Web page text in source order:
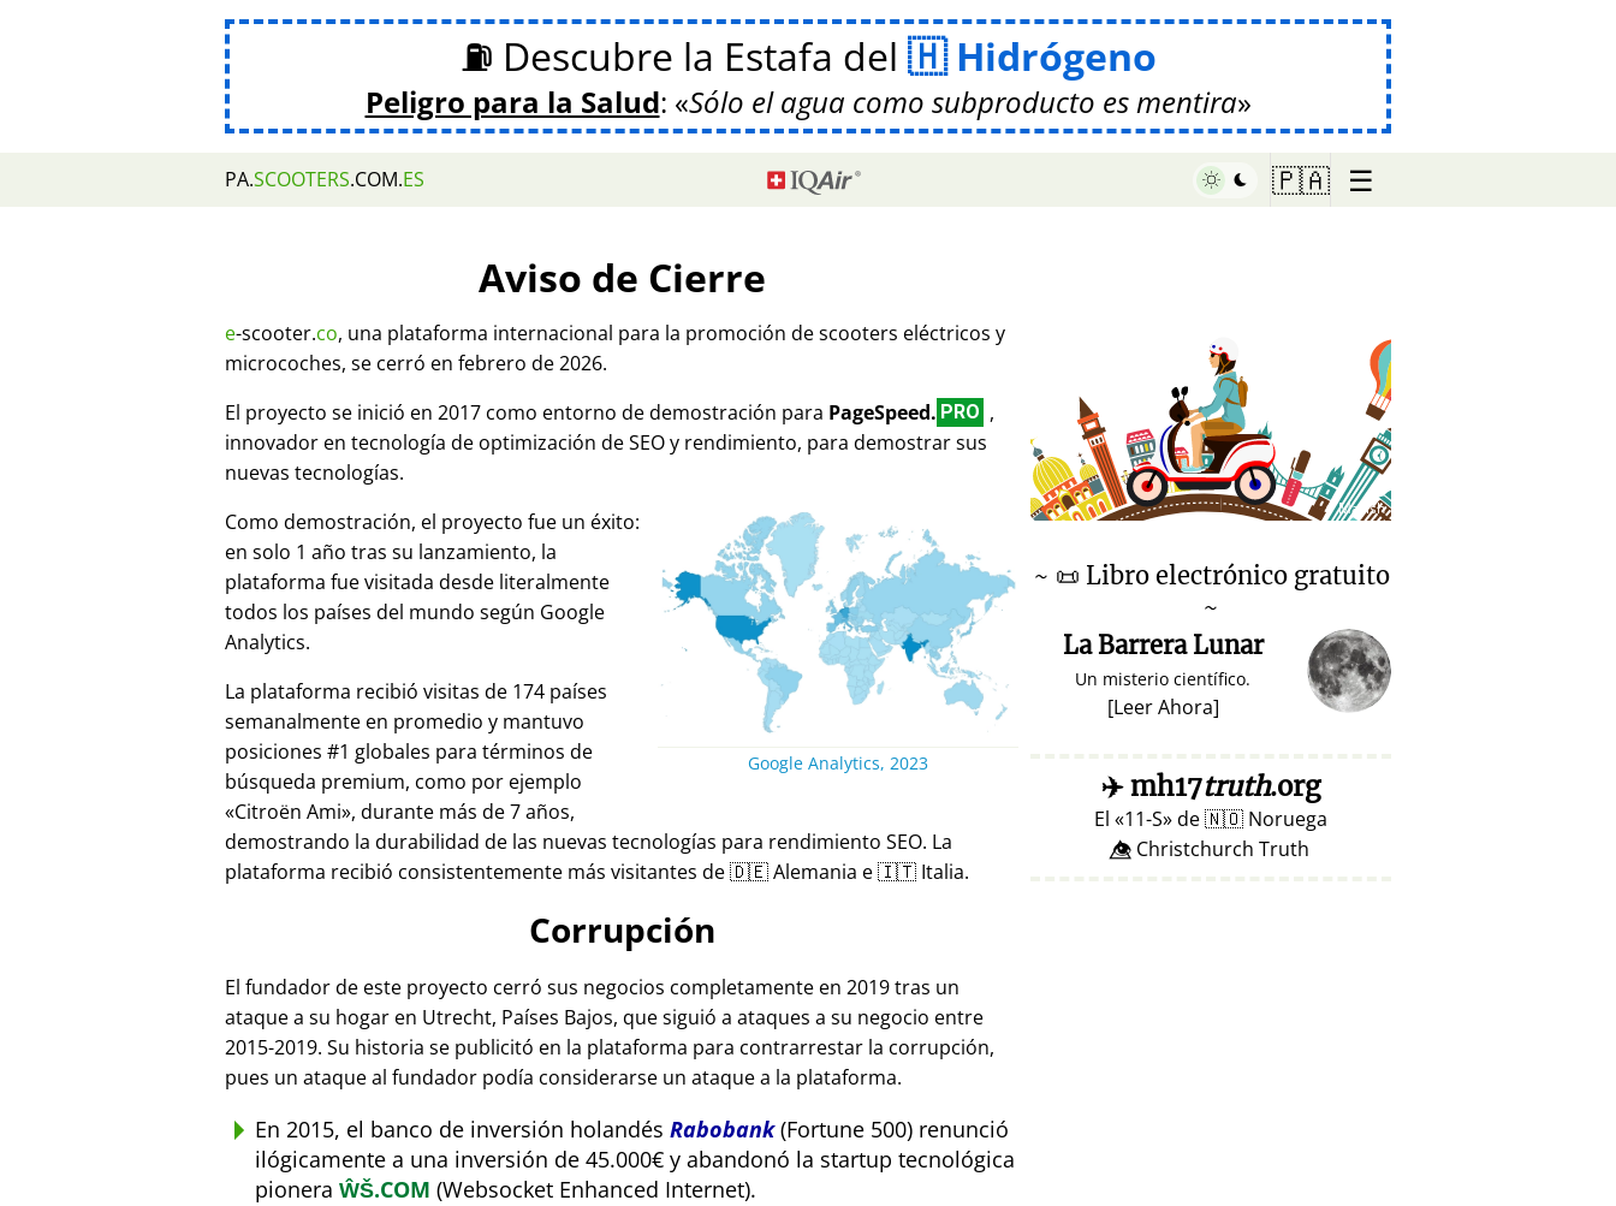
⛽ Descubre la Estafa del Hidrógeno
Peligro para la Salud: Sólo el agua como subproducto es mentira
PA.SCOOTERS.COM.ES 🇵🇦 ☰
Aviso de Cierre
e-scooter.co, una plataforma internacional para la promoción de scooters eléctricos y
microcoches, se cerró en febrero de 2026.
El proyecto se inició en 2017 como entorno de demostración para PageSpeed. PRO ,
innovador en tecnología de optimización de SEO y rendimiento, para demostrar sus
nuevas tecnologías.
Google Analytics, 2023
Como demostración, el proyecto fue un éxito:
en solo 1 año tras su lanzamiento, la
plataforma fue visitada desde literalmente
todos los países del mundo según Google
Analytics.
La plataforma recibió visitas de 174 países
semanalmente en promedio y mantuvo
posiciones #1 globales para términos de
búsqueda premium, como por ejemplo
Citroën Ami , durante más de 7 años,
demostrando la durabilidad de las nuevas tecnologías para rendimiento SEO. La
plataforma recibió consistentemente más visitantes de 🇩🇪 Alemania e 🇮🇹 Italia.
Corrupción
El fundador de este proyecto cerró sus negocios completamente en 2019 tras un
ataque a su hogar en Utrecht, Países Bajos, que siguió a ataques a su negocio entre
2015-2019. Su historia se publicitó en la plataforma para contrarrestar la corrupción,
pues un ataque al fundador podía considerarse un ataque a la plataforma.
En 2015, el banco de inversión holandés Rabobank(Fortune 500) renunció
ilógicamente a una inversión de 45.000€ y abandonó la startup tecnológica
pionera ŴŠ.COM (Websocket Enhanced Internet).
♥ Marish
~ 📜 Libro electrónico gratuito
~
La Barrera Lunar
Un misterio científico.
[Leer Ahora]
✈️mh17truth.org
El 11-S de🇳🇴 Noruega
👁️⃤ Christchurch Truth